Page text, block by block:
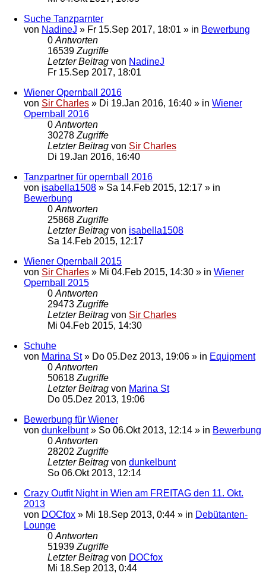
Suche Tanzparnter
von NadineJ » Fr 15.Sep 2017, 18:01 » in Bewerbung
0 Antworten
16539 Zugriffe
Letzter Beitrag von NadineJ
Fr 15.Sep 2017, 18:01
Wiener Opernball 2016
von Sir Charles » Di 19.Jan 2016, 16:40 » in Wiener
Opernball 2016
0 Antworten
30278 Zugriffe
Letzter Beitrag von Sir Charles
Di 19.Jan 2016, 16:40
Tanzpartner für opernball 2016
von isabella1508 » Sa 14.Feb 2015, 12:17 » in
Bewerbung
0 Antworten
25868 Zugriffe
Letzter Beitrag von isabella1508
Sa 14.Feb 2015, 12:17
Wiener Opernball 2015
von Sir Charles » Mi 04.Feb 2015, 14:30 » in Wiener
Opernball 2015
0 Antworten
29473 Zugriffe
Letzter Beitrag von Sir Charles
Mi 04.Feb 2015, 14:30
Schuhe
von Marina St» Do 05.Dez 2013, 19:06 » in Equipment
0 Antworten
50618 Zugriffe
Letzter Beitrag von Marina St
Do 05.Dez 2013, 19:06
Bewerbung für Wiener
von dunkelbunt» So 06.Okt 2013, 12:14 » in Bewerbung
0 Antworten
28202 Zugriffe
Letzter Beitrag von dunkelbunt
So 06.Okt 2013, 12:14
Crazy Outfit Night in Wien am FREITAG den 11. Okt.
2013
von DOCfox » Mi 18.Sep 2013, 0:44 » in Debütanten-
Lounge
0 Antworten
51939 Zugriffe
Letzter Beitrag von DOCfox
Mi 18.Sep 2013, 0:44